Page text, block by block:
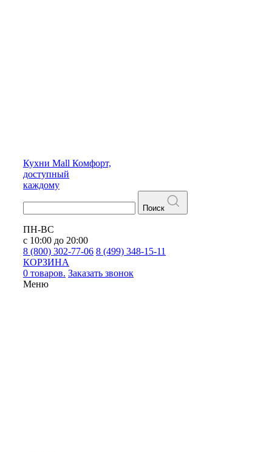
Кухни Mall Комфорт,
доступный
каждому
Поиск
ПН-ВС
с 10:00 до 20:00
8 (800) 302-77-06 8 (499) 348-15-11
КОРЗИНА
0 товаров. Заказать звонок
Меню